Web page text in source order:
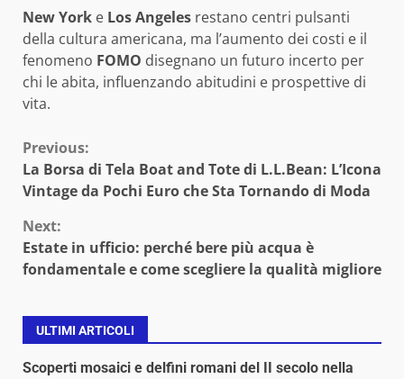
New York e Los Angeles restano centri pulsanti
della cultura americana, ma l’aumento dei costi e il
fenomeno FOMO disegnano un futuro incerto per
chi le abita, influenzando abitudini e prospettive di
vita.
Continue
Reading
Previous:
La Borsa di Tela Boat and Tote di L.L.Bean: L’Icona
Vintage da Pochi Euro che Sta Tornando di Moda
Next:
Estate in ufficio: perché bere più acqua è
fondamentale e come scegliere la qualità migliore
ULTIMI ARTICOLI
Scoperti mosaici e delfini romani del II secolo nella